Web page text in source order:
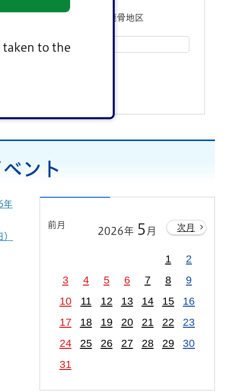
to the
鹿骨地区
ント
前月
2026年 5 月 次月
1
2
3
4 5 6 7 8
9
10
11 12 13 14 15
16
17
18 19 20 21 22
23
24
25 26 27 28 29
30
31
年